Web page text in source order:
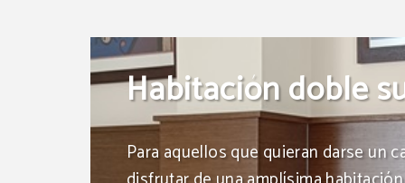
Habitación doble
Para aquellos que quieran darse un